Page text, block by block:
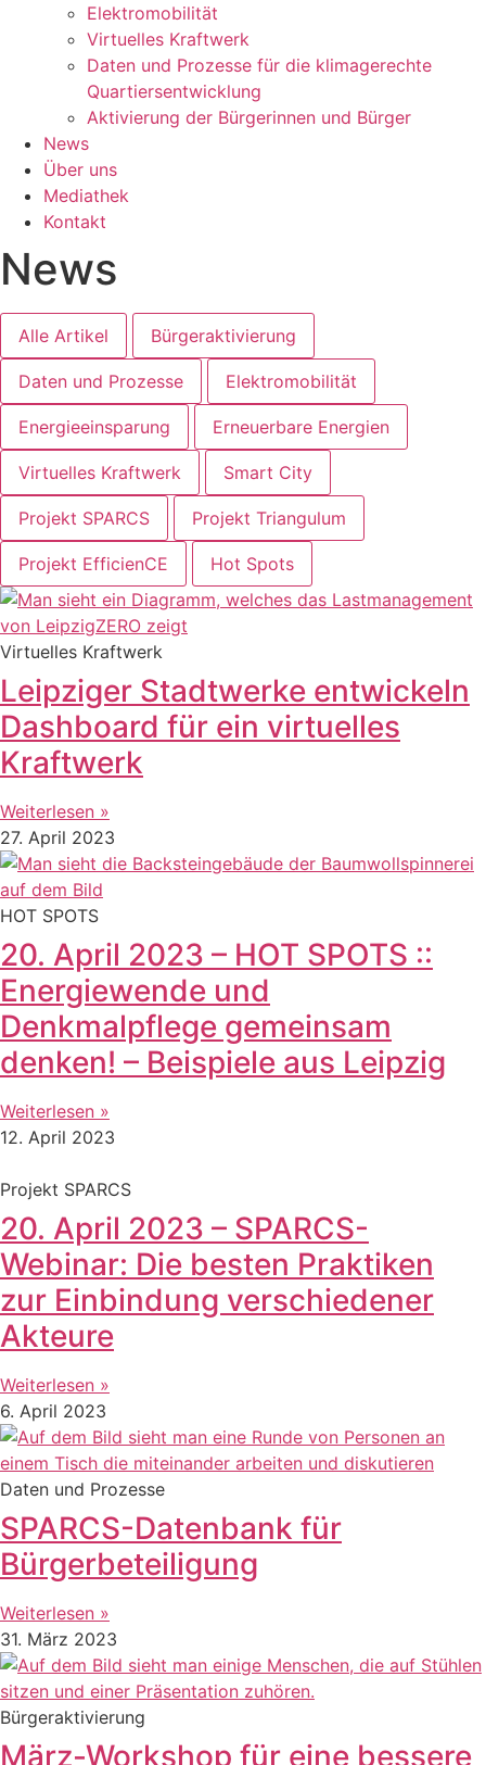
Elektromobilität
Virtuelles Kraftwerk
Daten und Prozesse für die klimagerechte
Quartiersentwicklung
Aktivierung der Bürgerinnen und Bürger
News
Über uns
Mediathek
Kontakt
News
Alle Artikel Bürgeraktivierung
Daten und Prozesse Elektromobilität
Energieeinsparung Erneuerbare Energien
Virtuelles Kraftwerk Smart City
Projekt SPARCS Projekt Triangulum
Projekt EfficienCE Hot Spots
Virtuelles Kraftwerk
Leipziger Stadtwerke entwickeln
Dashboard für ein virtuelles
Kraftwerk
Weiterlesen »
27. April 2023
HOT SPOTS
20. April 2023 – HOT SPOTS ::
Energiewende und
Denkmalpflege gemeinsam
denken! – Beispiele aus Leipzig
Weiterlesen »
12. April 2023
Projekt SPARCS
20. April 2023 – SPARCS-
Webinar: Die besten Praktiken
zur Einbindung verschiedener
Akteure
Weiterlesen »
6. April 2023
Daten und Prozesse
SPARCS-Datenbank für
Bürgerbeteiligung
Weiterlesen »
31. März 2023
Bürgeraktivierung
März-Workshop für eine bessere